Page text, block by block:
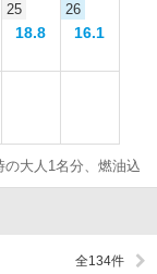
25
18.8
26
16.1
大人1名分、燃油込
全134件